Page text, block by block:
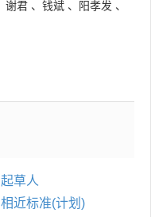
谢君 、 钱斌 、 阳孝发 、
起草人
相近标准(计划)